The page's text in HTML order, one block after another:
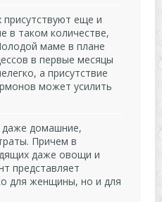
присутствуют еще и
в таком количестве,
маме в плане
в первые месяцы
а присутствие
может усилить
домашние,
Причем в
даже овощи и
представляет
для женщины, но и для